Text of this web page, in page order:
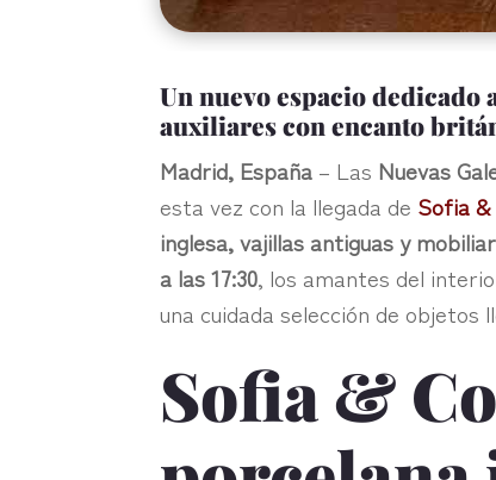
Un nuevo espacio dedicado
auxiliares con encanto
Madrid, España – Las Nuevas
esta vez con la llegada de Sofia
inglesa, vajillas antiguas y
a las 17:30, los amantes del
una cuidada selección de objetos
Sofia &